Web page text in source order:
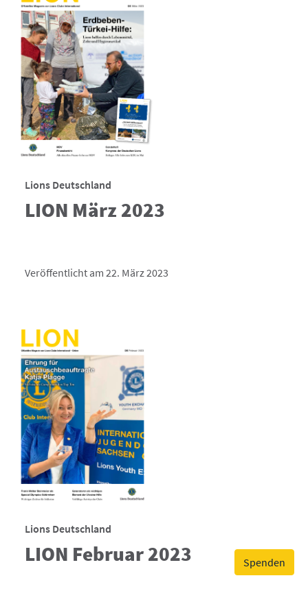
Spenden
Lions Deutschland
LION März 2023
Veröffentlicht am 22. März 2023
Lions Deutschland
LION Februar 2023